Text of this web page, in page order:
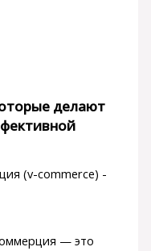
делают
— это